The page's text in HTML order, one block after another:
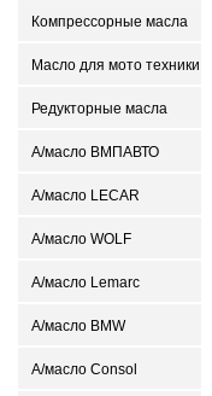
Компрессорные масла
Масло для мото техники
Редукторные масла
А/масло ВМПАВТО
А/масло LECAR
А/масло WOLF
А/масло Lemarc
А/масло BMW
А/масло Consol